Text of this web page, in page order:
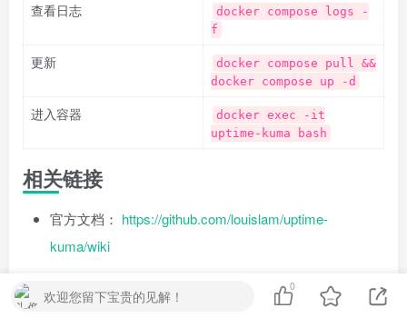
查看日志
docker compose logs -
f
更新
docker compose pull &&
docker compose up -d
进入容器
docker exec -it
uptime-kuma bash
相关链接
官方文档： https://github.com/louislam/uptime-
kuma/wiki
https://github.com/louislam/uptime-
kuma/issues
欢迎您留下宝贵的见解！
0